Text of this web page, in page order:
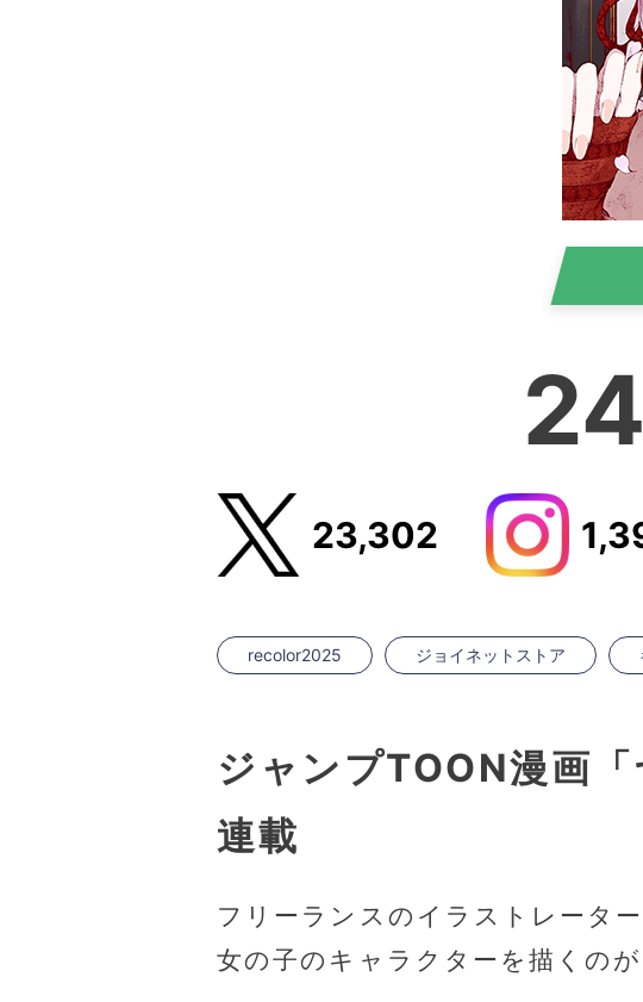
23,302
recolor2025 ジョイネットストア
ジャンプTOON漫画
連載
フリーランスのイラストレータ
女の子のキャラクターを描くのが